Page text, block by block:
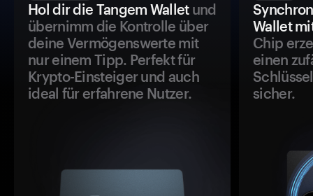
Hol dir die Tangem Walletund
übernimm die Kontrolle über
deine Vermögenswerte mit
nur einem Tipp. Perfekt für
Krypto-Einsteiger und auch
ideal für erfahrene Nutzer.
Wallet
Chip
einen
sicher.